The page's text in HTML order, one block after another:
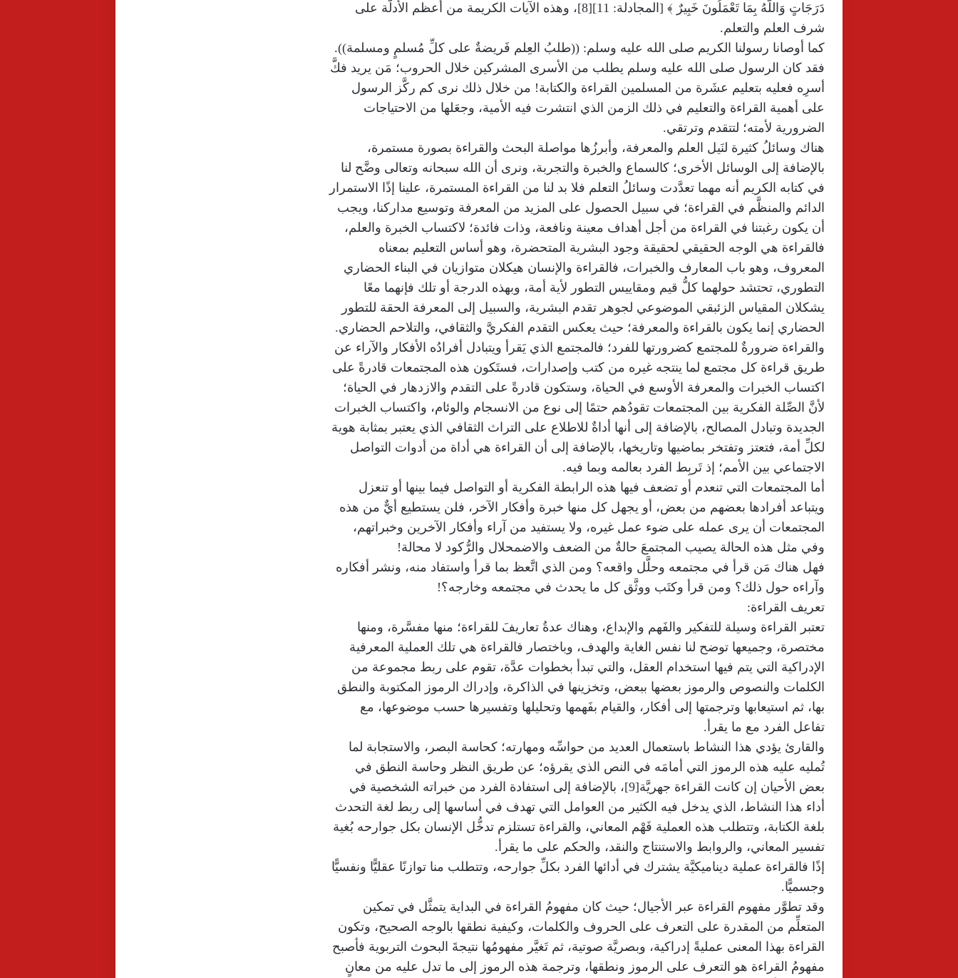
دَرَجَاتٍ وَاللَّهُ بِمَا تَعْمَلُونَ خَبِيرٌ ﴾ [المجادلة: 11][8]، وهذه الآيات الكريمة من أعظم الأدلَّة على
شرف العلم والتعلم.
كما أوصانا رسولنا الكريم صلى الله عليه وسلم: ((طلبُ العِلم فَريضةٌ على كلِّ مُسلمٍ ومسلمة)).
فقد كان الرسول صلى الله عليه وسلم يطلب من الأسرى المشركين خلال الحروب؛ مَن يريد فكَّ
أسرِه فعليه بتعليم عشَرة من المسلمين القراءة والكتابة! من خلال ذلك نرى كم ركَّز الرسول
على أهمية القراءة والتعليم في ذلك الزمن الذي انتشرت فيه الأمية، وجعَلها من الاحتياجات
الضرورية لأمته؛ لتتقدم وترتقي.
هناك وسائلُ كثيرة لنَيل العلم والمعرفة، وأبرزُها مواصلة البحث والقراءة بصورة مستمرة،
بالإضافة إلى الوسائل الأخرى؛ كالسماع والخبرة والتجربة، ونرى أن الله سبحانه وتعالى وضَّح لنا
في كتابه الكريم أنه مهما تعدَّدت وسائلُ التعلم فلا بد لنا من القراءة المستمرة، علينا إذًا الاستمرار
الدائم والمنظَّم في القراءة؛ في سبيل الحصول على المزيد من المعرفة وتوسيع مداركنا، ويجب
أن يكون رغبتنا في القراءة من أجل أهداف معينة ونافعة، وذات فائدة؛ لاكتساب الخبرة والعلم،
فالقراءة هي الوجه الحقيقي لحقيقة وجود البشرية المتحضرة، وهو أساس التعليم بمعناه
المعروف، وهو باب المعارف والخبرات، فالقراءة والإنسان هيكلان متوازيان في البناء الحضاري
التطوري، تحتشد حولهما كلُّ قيم ومقاييس التطور لأية أمة، وبهذه الدرجة أو تلك فإنهما معًا
يشكلان المقياس الزئبقي الموضوعي لجوهر تقدم البشرية، والسبيل إلى المعرفة الحقة للتطور
الحضاري إنما يكون بالقراءة والمعرفة؛ حيث يعكس التقدم الفكريَّ والثقافي، والتلاحم الحضاري.
والقراءة ضرورةٌ للمجتمع كضرورتها للفرد؛ فالمجتمع الذي يَقرأ ويتبادل أفرادُه الأفكار والآراء عن
طريق قراءة كل مجتمع لما ينتجه غيره من كتب وإصدارات، فستَكون هذه المجتمعات قادرةً على
اكتساب الخبرات والمعرفة الأوسع في الحياة، وستكون قادرةً على التقدم والازدهار في الحياة؛
لأنَّ الصِّلة الفكرية بين المجتمعات تقودُهم حتمًا إلى نوع من الانسجام والوئام، واكتساب الخبرات
الجديدة وتبادل المصالح، بالإضافة إلى أنها أداةٌ للاطلاع على التراث الثقافي الذي يعتبر بمثابة هوية
لكلِّ أمة، فتعتز وتفتخر بماضيها وتاريخها، بالإضافة إلى أن القراءة هي أداة من أدوات التواصل
الاجتماعي بين الأمم؛ إذ تَربِط الفرد بعالمه وبما فيه.
أما المجتمعات التي تنعدم أو تضعف فيها هذه الرابطة الفكرية أو التواصل فيما بينها أو تنعزل
ويتباعد أفرادها بعضهم من بعض، أو يجهل كل منها خبرة وأفكار الآخر، فلن يستطيع أيٌّ من هذه
المجتمعات أن يرى عمله على ضوء عمل غيره، ولا يستفيد من آراء وأفكار الآخرين وخبراتهم،
وفي مثل هذه الحالة يصيب المجتمعَ حالةٌ من الضعف والاضمحلال والرُّكود لا محالة!
فهل هناك مَن قرأ في مجتمعه وحلَّل واقعه؟ ومن الذي اتَّعظ بما قرأ واستفاد منه، ونشر أفكاره
وآراءه حول ذلك؟ ومن قرأ وكتَب ووثَّق كل ما يحدث في مجتمعه وخارجه؟!
تعريف القراءة:
تعتبر القراءة وسيلة للتفكير والفَهم والإبداع، وهناك عدةُ تعاريفَ للقراءة؛ منها مفسَّرة، ومنها
مختصرة، وجميعها توضح لنا نفس الغاية والهدف، وباختصار فالقراءة هي تلك العملية المعرفية
الإدراكية التي يتم فيها استخدام العقل، والتي تبدأ بخطوات عدَّة، تقوم على ربط مجموعة من
الكلمات والنصوص والرموز بعضها ببعض، وتخزينها في الذاكرة، وإدراك الرموز المكتوبة والنطق
بها، ثم استيعابها وترجمتها إلى أفكار، والقيام بفَهمها وتحليلها وتفسيرها حسب موضوعها، مع
تفاعل الفرد مع ما يقرأ.
والقارئ يؤدي هذا النشاط باستعمال العديد من حواسِّه ومهارته؛ كحاسة البصر، والاستجابة لما
تُمليه عليه هذه الرموز التي أمامَه في النص الذي يقرؤه؛ عن طريق النظر وحاسة النطق في
بعض الأحيان إن كانت القراءة جهريَّة[9]، بالإضافة إلى استفادة الفرد من خبراته الشخصية في
أداء هذا النشاط، الذي يدخل فيه الكثير من العوامل التي تهدف في أساسها إلى ربط لغة التحدث
بلغة الكتابة، وتتطلب هذه العملية فَهْم المعاني، والقراءة تستلزم تدخُّل الإنسان بكل جوارحه بُغية
تفسير المعاني، والروابط والاستنتاج والنقد، والحكم على ما يقرأ.
إذًا فالقراءة عملية ديناميكيَّة يشترك في أدائها الفرد بكلِّ جوارحه، وتتطلب منا توازنًا عقليًّا ونفسيًّا
وجسميًّا.
وقد تطوَّر مفهوم القراءة عبر الأجيال؛ حيث كان مفهومُ القراءة في البداية يتمثَّل في تمكين
المتعلِّم من المقدرة على التعرف على الحروف والكلمات، وكيفية نطقها بالوجه الصحيح، وتكون
القراءة بهذا المعنى عمليةً إدراكية، وبصريَّة صوتية، ثم تَغيَّر مفهومُها نتيجةَ البحوث التربوية فأصبح
مفهومُ القراءة هو التعرف على الرموز ونطقها، وترجمة هذه الرموز إلى ما تدل عليه من معانٍ